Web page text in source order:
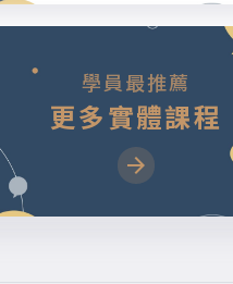
學員最推薦
更多實體課程